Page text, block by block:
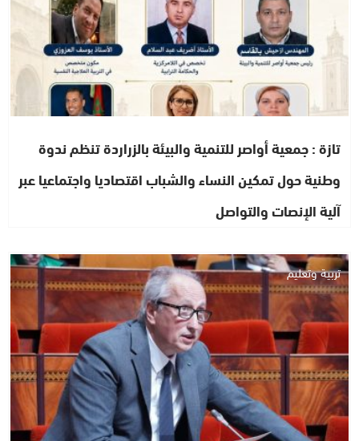
تازة : جمعية أواصر للتنمية والبيئة بالزراردة تنظم ندوة
وطنية حول تمكين النساء والشباب اقتصاديا واجتماعيا عبر
آلية الإنصات والتواصل
تربية وتعليم